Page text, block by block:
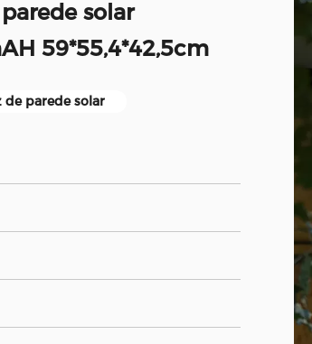
solar
59*55,4*42,5cm
de parede solar